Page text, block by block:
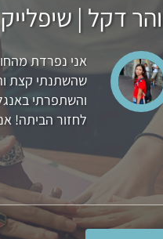
דקל | שיפלייק
אני נפרדת
שהשתנתי קצת
והשתפרתי
לחזור הביתה!
אחד להגיע
קמפוס הכל היה